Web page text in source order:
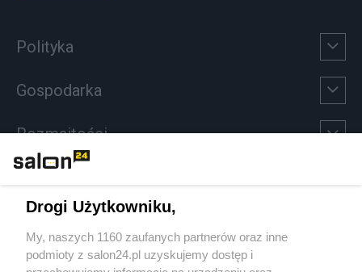
Polityka
Gospodarka
Rozmaitości
Sport
Społeczeństwo
Drogi Użytkowniku,
My, naszych 1160 zaufanych partnerów oraz inne
podmioty z salon24.pl uzyskujemy dostęp i